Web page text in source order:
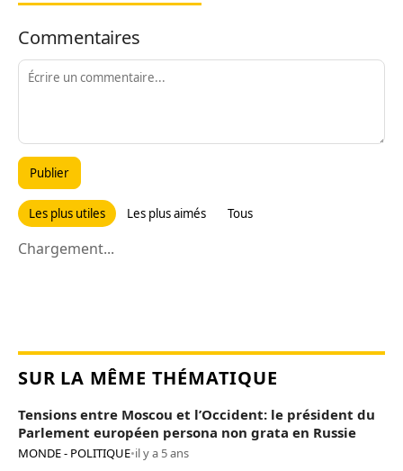
Commentaires
Publier
Les plus utiles Les plus aimés Tous
Chargement...
SUR LA MÊME THÉMATIQUE
Tensions entre Moscou et l’Occident: le président du
Parlement européen persona non grata en Russie
MONDE - POLITIQUE•il y a 5 ans